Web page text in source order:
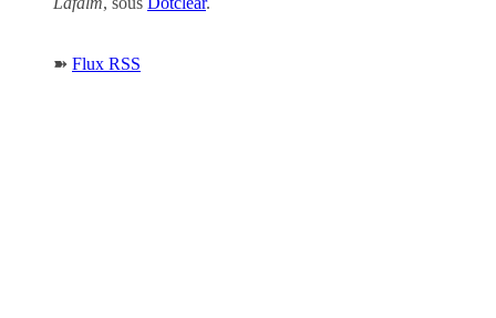
➽ Flux RSS